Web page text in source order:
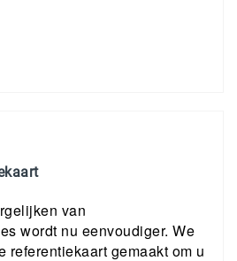
van
wordt nu eenvoudiger. We
referentiekaart gemaakt om u